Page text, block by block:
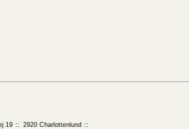
19
2920 Charlottenlund